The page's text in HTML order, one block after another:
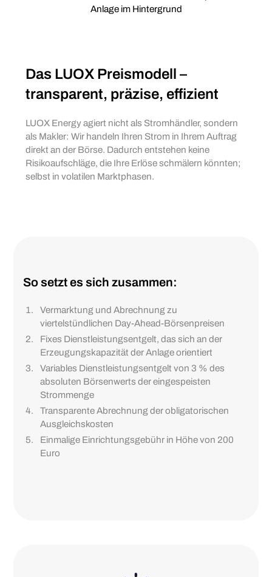
Das LUOX Preismodell –
transparent, präzise, effizient
LUOX Energy agiert nicht als Stromhändler, sondern
als Makler: Wir handeln Ihren Strom in Ihrem Auftrag
direkt an der Börse. Dadurch entstehen keine
Risikoaufschläge, die Ihre Erlöse schmälern könnten;
selbst in volatilen Marktphasen.
So setzt es sich zusammen:
Vermarktung und Abrechnung zu
viertelstündlichen Day-Ahead-Börsenpreisen
Fixes Dienstleistungsentgelt, das sich an der
Erzeugungskapazität der Anlage orientiert
Variables Dienstleistungsentgelt von 3 % des
absoluten Börsenwerts der eingespeisten
Strommenge
Transparente Abrechnung der obligatorischen
Ausgleichskosten
Einmalige Einrichtungsgebühr in Höhe von 200
Euro